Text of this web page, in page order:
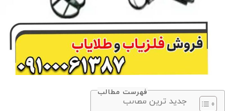
فهرست مطالب
جدید ترین مطالب